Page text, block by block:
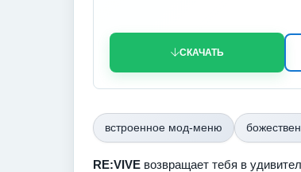
СКАЧАТЬ
встроенное мод-меню
RE:VIVE возвращает тебя в